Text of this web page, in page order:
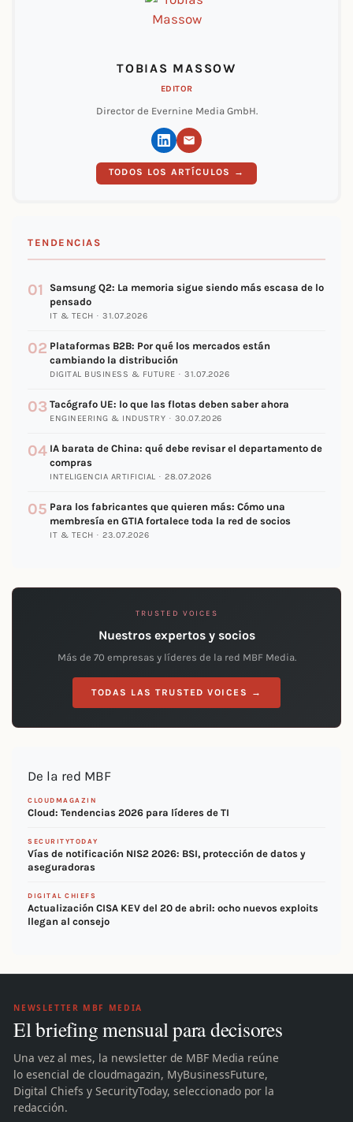
TOBIAS MASSOW
EDITOR
Director de Evernine Media GmbH.
TODOS LOS ARTÍCULOS →
TENDENCIAS
01
Samsung Q2: La memoria sigue siendo más escasa de lo
pensado
IT & TECH · 31.07.2026
02 Plataformas B2B: Por qué los mercados están
cambiando la distribución
DIGITAL BUSINESS & FUTURE · 31.07.2026
03 Tacógrafo UE: lo que las flotas deben saber ahora
ENGINEERING & INDUSTRY · 30.07.2026
04 IA barata de China: qué debe revisar el departamento de
compras
INTELIGENCIA ARTIFICIAL · 28.07.2026
05 Para los fabricantes que quieren más: Cómo una
membresía en GTIA fortalece toda la red de socios
IT & TECH · 23.07.2026
TRUSTED VOICES
Nuestros expertos y socios
Más de 70 empresas y líderes de la red MBF Media.
TODAS LAS TRUSTED VOICES →
De la red MBF
CLOUDMAGAZIN
Cloud: Tendencias 2026 para líderes de TI
SECURITYTODAY
Vías de notificación NIS2 2026: BSI, protección de datos y
aseguradoras
DIGITAL CHIEFS
Actualización CISA KEV del 20 de abril: ocho nuevos exploits
llegan al consejo
NEWSLETTER MBF MEDIA
El briefing mensual para decisores
Una vez al mes, la newsletter de MBF Media reúne
lo esencial de cloudmagazin, MyBusinessFuture,
Digital Chiefs y SecurityToday, seleccionado por la
redacción.